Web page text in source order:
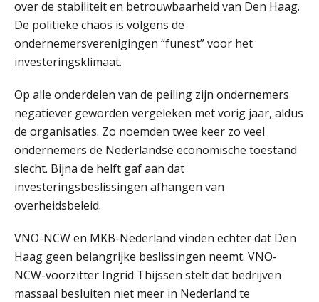
over de stabiliteit en betrouwbaarheid van Den Haag.
De politieke chaos is volgens de
ondernemersverenigingen “funest” voor het
investeringsklimaat.
Op alle onderdelen van de peiling zijn ondernemers
negatiever geworden vergeleken met vorig jaar, aldus
de organisaties. Zo noemden twee keer zo veel
ondernemers de Nederlandse economische toestand
slecht. Bijna de helft gaf aan dat
investeringsbeslissingen afhangen van
overheidsbeleid.
VNO-NCW en MKB-Nederland vinden echter dat Den
Haag geen belangrijke beslissingen neemt. VNO-
NCW-voorzitter Ingrid Thijssen stelt dat bedrijven
massaal besluiten niet meer in Nederland te
Verstoorde arbeidsrelatie als
ontslaggrond: zo begeleid je jouw
door Amerikaanse belastingwet
Het functiegemak van de INT bij
adviezen over en aangiften van erf-
en schenkbelasting.
de loep te nemen.
vakantiewoningen
5 signalen dat jouw relatiebeheer
niet meer werkt (en hoe je dat oplost)